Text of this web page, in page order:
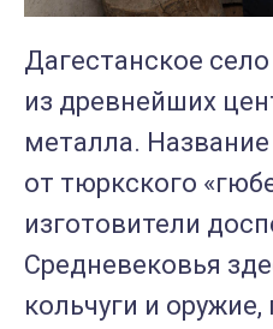
Дагестанское
из древнейших
металла.
от тюркского
изготовители
Средневековья
кольчуги и